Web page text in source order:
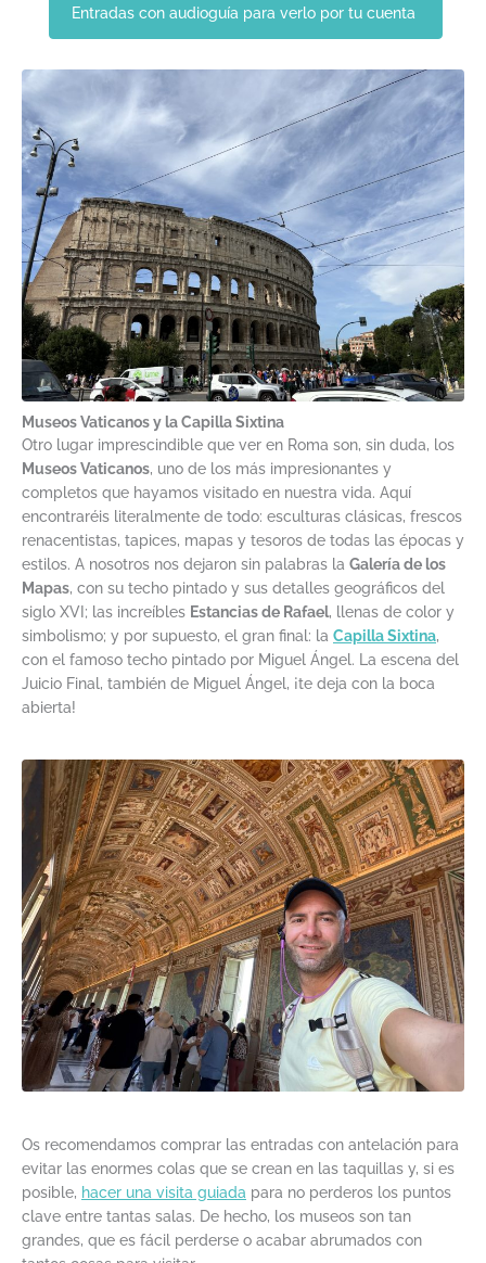
Entradas con audioguía para verlo por tu cuenta
Museos Vaticanos y la Capilla Sixtina
Otro lugar imprescindible que ver en Roma son, sin duda, los
Museos Vaticanos, uno de los más impresionantes y
completos que hayamos visitado en nuestra vida. Aquí
encontraréis literalmente de todo: esculturas clásicas, frescos
renacentistas, tapices, mapas y tesoros de todas las épocas y
estilos. A nosotros nos dejaron sin palabras la Galería de los
Mapas, con su techo pintado y sus detalles geográficos del
siglo XVI; las increíbles Estancias de Rafael, llenas de color y
simbolismo; y por supuesto, el gran final: la Capilla Sixtina,
con el famoso techo pintado por Miguel Ángel. La escena del
Juicio Final, también de Miguel Ángel, ¡te deja con la boca
abierta!
Os recomendamos comprar las entradas con antelación para
evitar las enormes colas que se crean en las taquillas y, si es
posible, hacer una visita guiada para no perderos los puntos
clave entre tantas salas. De hecho, los museos son tan
grandes, que es fácil perderse o acabar abrumados con